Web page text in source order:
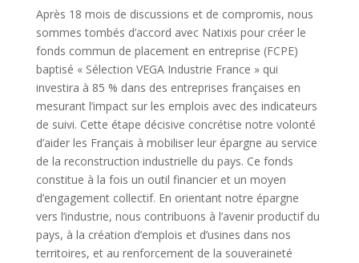
Après 18 mois de discussions et de compromis, nous
sommes tombés d’accord avec Natixis pour créer le
fonds commun de placement en entreprise (FCPE)
baptisé « Sélection VEGA Industrie France » qui
investira à 85 % dans des entreprises françaises en
mesurant l’impact sur les emplois avec des indicateurs
de suivi. Cette étape décisive concrétise notre volonté
d’aider les Français à mobiliser leur épargne au service
de la reconstruction industrielle du pays. Ce fonds
constitue à la fois un outil financier et un moyen
d’engagement collectif. En orientant notre épargne
vers l’industrie, nous contribuons à l’avenir productif du
pays, à la création d’emplois et d’usines dans nos
territoires, et au renforcement de la souveraineté